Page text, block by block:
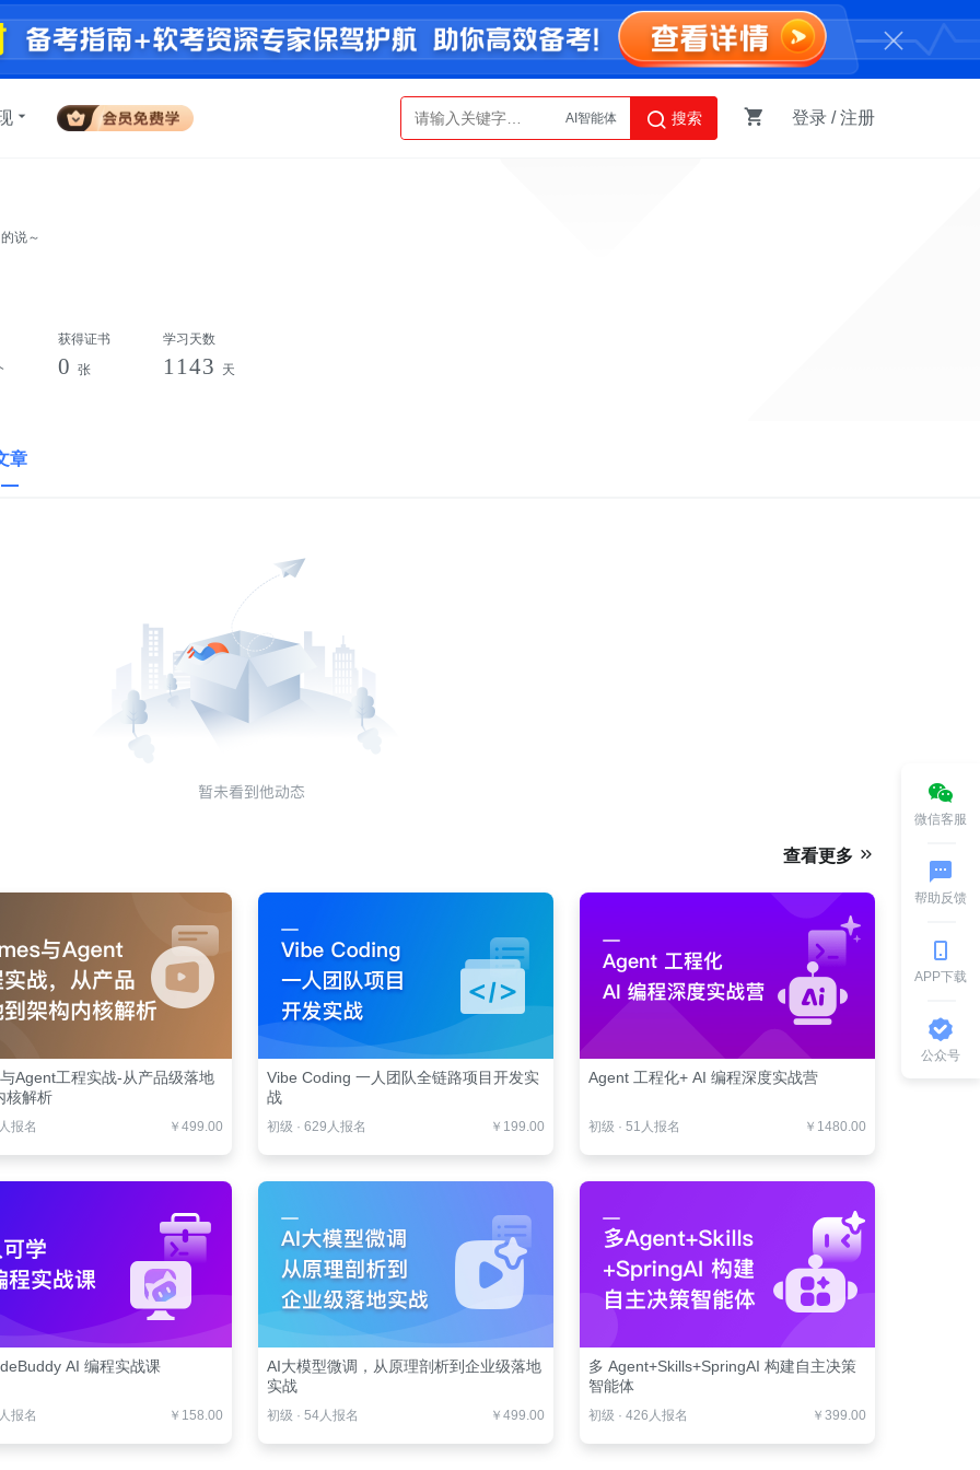
AI智能体
Python
搜索 登录 /注册
说～
获得证书
0 张
学习天数
1143 天
章
查看更多
Agent工程实战-从产品级落地
核解析
报名 ￥499.00
Vibe Coding 一人团队全链路项目开发实
战
初级 · 629人报名 ￥199.00
Agent 工程化+ AI 编程深度实战营
初级 · 51人报名 ￥1480.00
AI 编程实战课
报名 ￥158.00
AI大模型微调，从原理剖析到企业级落地
实战
初级 · 54人报名 ￥499.00
多 Agent+Skills+SpringAI 构建自主决策
智能体
初级 · 426人报名 ￥399.00
微信客服
帮助反馈
APP下载
公众号